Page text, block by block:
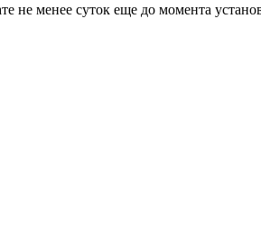
не менее суток еще до момента